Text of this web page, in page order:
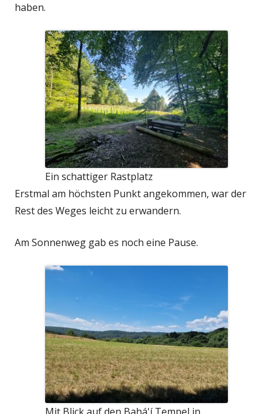
haben.
Ein schattiger Rastplatz
Erstmal am höchsten Punkt angekommen, war der
Rest des Weges leicht zu erwandern.
Am Sonnenweg gab es noch eine Pause.